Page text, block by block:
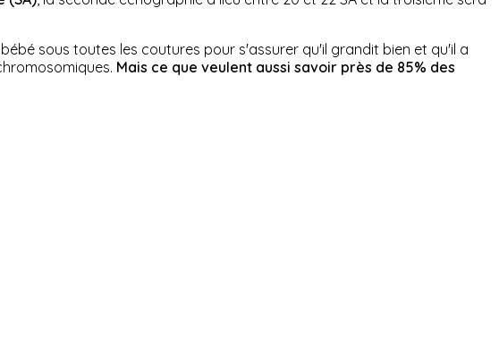
sous toutes les coutures pour s'assurer qu'il grandit bien et qu'il a
Mais ce que veulent aussi savoir près de 85% des